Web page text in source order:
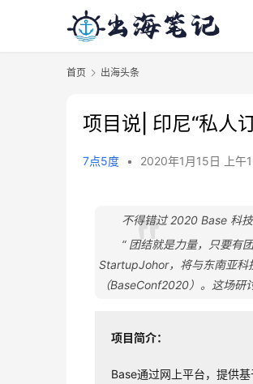
首页 出海头条
项目说| 印尼“私人
7点5度 • 2020年1月15日 上午
不得错过 2020 Base 科
“ 团结就是力量，只要有
StartupJohor，将与东南亚
（BaseConf2020）。这场研
项目简介：
Base通过网上平台，提供